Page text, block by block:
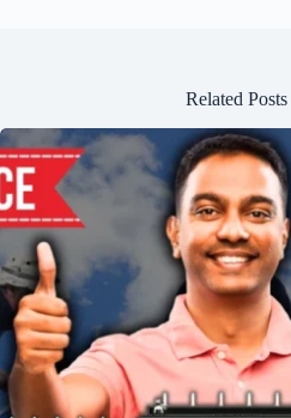
Related Posts